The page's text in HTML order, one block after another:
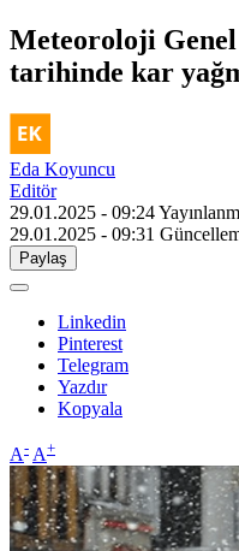
Meteoroloji
tarihinde kar
Eda Koyuncu
Editör
29.01.2025 - 09:24
29.01.2025 - 09:31
Paylaş
Linkedin
Pinterest
Telegram
Yazdır
Kopyala
A- A+